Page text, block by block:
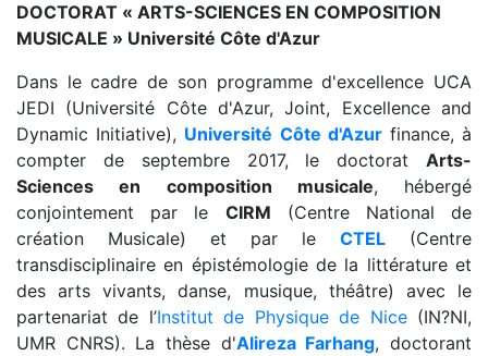
DOCTORAT « ARTS-SCIENCES EN COMPOSITION
MUSICALE » Université Côte d'Azur
Dans le cadre de son programme d'excellence UCA
JEDI (Université Côte d'Azur, Joint, Excellence and
Dynamic Initiative), Université Côte d'Azurfinance, à
compter de septembre 2017, le doctorat Arts-
Sciences en composition musicale, hébergé
conjointement par le CIRM (Centre National de
création Musicale) et par le CTEL (Centre
transdisciplinaire en épistémologie de la littérature et
des arts vivants, danse, musique, théâtre) avec le
partenariat de l’Institut de Physique de Nice(IN?NI,
UMR CNRS). La thèse d'Alireza Farhang, doctorant